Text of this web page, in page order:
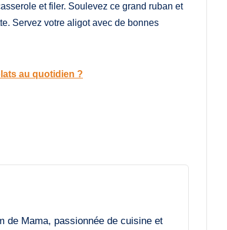
et filer. Soulevez ce grand ruban et
Servez votre aligot avec de bonnes
au quotidien ?
de Mama, passionnée de cuisine et